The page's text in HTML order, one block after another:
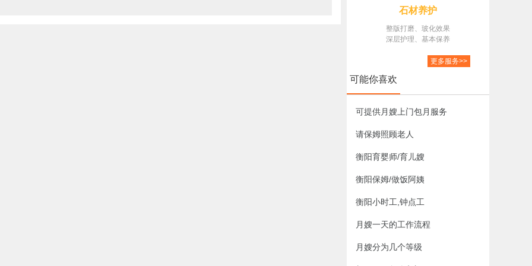
石材养护
整版打磨、玻化效果
深层护理、基本保养
更多服务>>
可能你喜欢
可提供月嫂上门包月服务
请保姆照顾老人
衡阳育婴师/育儿嫂
衡阳保姆/做饭阿姨
衡阳小时工,钟点工
月嫂一天的工作流程
月嫂分为几个等级